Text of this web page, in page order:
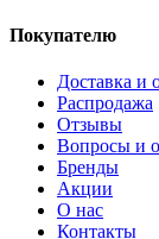
Покупателю
Доставка и
Распродажа
Отзывы
Вопросы и
Бренды
Акции
О нас
Контакты